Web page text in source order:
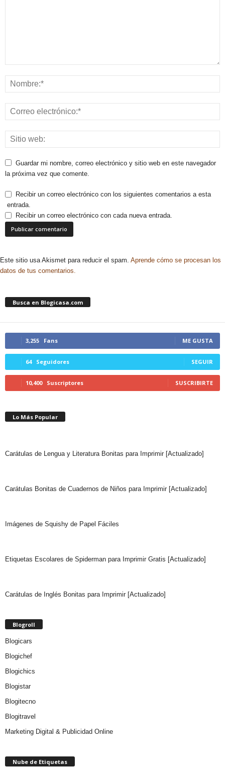
Guardar mi nombre, correo electrónico y sitio web en este navegador
la próxima vez que comente.
Recibir un correo electrónico con los siguientes comentarios a esta
entrada.
Recibir un correo electrónico con cada nueva entrada.
Este sitio usa Akismet para reducir el spam. Aprende cómo se procesan los
datos de tus comentarios.
Busca en Blogicasa.com
3,255 Fans ME GUSTA
64 Seguidores SEGUIR
10,400 Suscriptores SUSCRIBIRTE
Lo Más Popular
Carátulas de Lengua y Literatura Bonitas para Imprimir [Actualizado]
Carátulas Bonitas de Cuadernos de Niños para Imprimir [Actualizado]
Imágenes de Squishy de Papel Fáciles
Etiquetas Escolares de Spiderman para Imprimir Gratis [Actualizado]
Carátulas de Inglés Bonitas para Imprimir [Actualizado]
Blogroll
Blogicars
Blogichef
Blogichics
Blogistar
Blogitecno
Blogitravel
Marketing Digital & Publicidad Online
Nube de Etiquetas